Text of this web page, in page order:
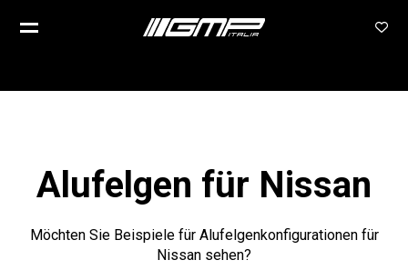
Alufelgen für Nissan
Möchten Sie Beispiele für Alufelgenkonfigurationen für
Nissan sehen?